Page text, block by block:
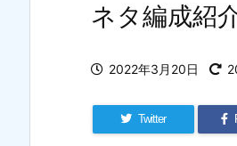
ネタ編成紹
2022年3月20日
Twitter